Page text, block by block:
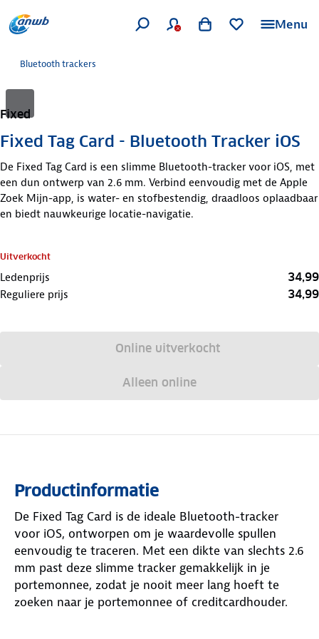
Menu
Bluetooth trackers
Fixed
Fixed Tag Card - Bluetooth Tracker iOS
De Fixed Tag Card is een slimme Bluetooth-tracker voor iOS, met
een dun ontwerp van 2.6 mm. Verbind eenvoudig met de Apple
Zoek Mijn-app, is water- en stofbestendig, draadloos oplaadbaar
en biedt nauwkeurige locatie-navigatie.
Uitverkocht
Ledenprijs 34,99
Reguliere prijs 34,99
Online uitverkocht
Alleen online
Productinformatie
De Fixed Tag Card is de ideale Bluetooth-tracker
voor iOS, ontworpen om je waardevolle spullen
eenvoudig te traceren. Met een dikte van slechts 2.6
mm past deze slimme tracker gemakkelijk in je
portemonnee, zodat je nooit meer lang hoeft te
zoeken naar je portemonnee of creditcardhouder.